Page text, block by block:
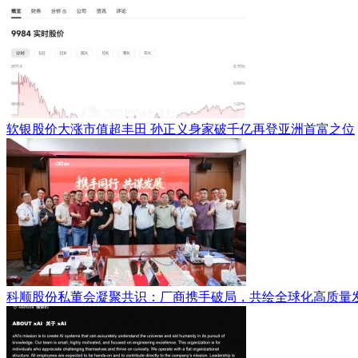
软银股价大涨市值超丰田 孙正义身家破千亿再登亚洲首富之位
科顺股份私董会凝聚共识：厂商携手破局，共绘全球化高质量